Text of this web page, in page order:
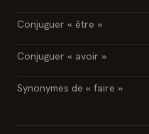
Conjuguer « être »
Conjuguer « avoir »
Synonymes de « faire »